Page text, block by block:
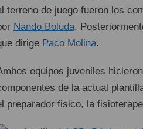
terreno de juego fueron los
Nando Boluda.
dirige Paco Molina.
equipos juveniles
de la actual
preparador fisico, la